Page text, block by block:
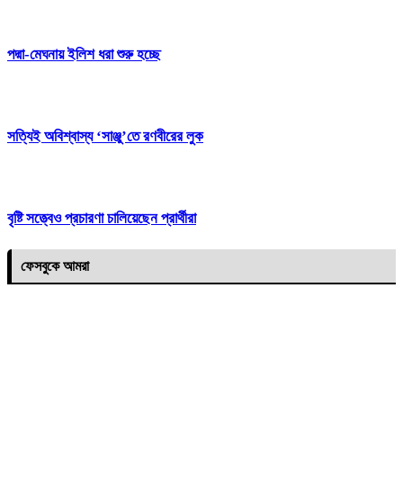
পদ্মা-মেঘনায় ইলিশ ধরা শুরু হচ্ছে
সত্যিই অবিশ্বাস্য ‘সাঞ্জু’তে রণবীরের লুক
বৃষ্টি সত্ত্বেও প্রচারণা চালিয়েছেন প্রার্থীরা
ফেসবুকে আমরা